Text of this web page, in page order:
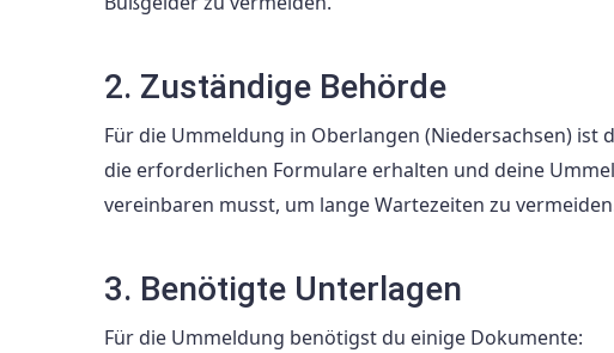
2. Zuständige Behörde
Für die Ummeldung in Oberlangen (Niedersachsen)
die erforderlichen Formulare erhalten und deine
vereinbaren musst, um lange Wartezeiten zu
3. Benötigte Unterlagen
Für die Ummeldung benötigst du einige Dokumente: